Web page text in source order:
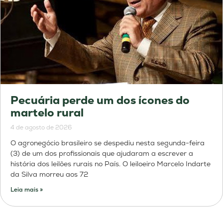
Pecuária perde um dos ícones do
martelo rural
4 de agosto de 2026
O agronegócio brasileiro se despediu nesta segunda-feira
(3) de um dos profissionais que ajudaram a escrever a
história dos leilões rurais no País. O leiloeiro Marcelo Indarte
da Silva morreu aos 72
Leia mais »